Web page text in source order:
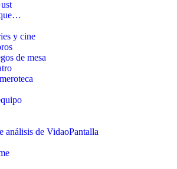
y cine
de mesa
análisis de VidaoPantalla